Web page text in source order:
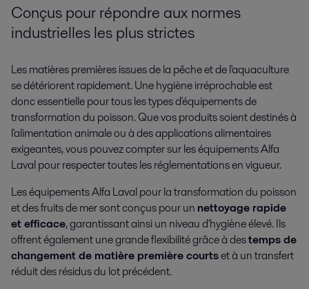
Conçus pour répondre aux normes
industrielles les plus strictes
Les matières premières issues de la pêche et de l'aquaculture
se détériorent rapidement. Une hygiène irréprochable est
donc essentielle pour tous les types d'équipements de
transformation du poisson. Que vos produits soient destinés à
l'alimentation animale ou à des applications alimentaires
exigeantes, vous pouvez compter sur les équipements Alfa
Laval pour respecter toutes les réglementations en vigueur.
Les équipements Alfa Laval pour la transformation du poisson
et des fruits de mer sont conçus pour un nettoyage rapide
et efficace, garantissant ainsi un niveau d'hygiène élevé. Ils
offrent également une grande flexibilité grâce à destemps de
changement de matière première courtset à un transfert
réduit des résidus du lot précédent.